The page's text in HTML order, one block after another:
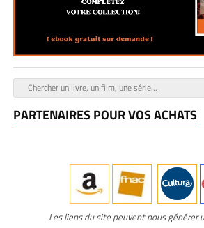
PARTENAIRES POUR VOS ACHATS
Les liens du site peuvent nous générer